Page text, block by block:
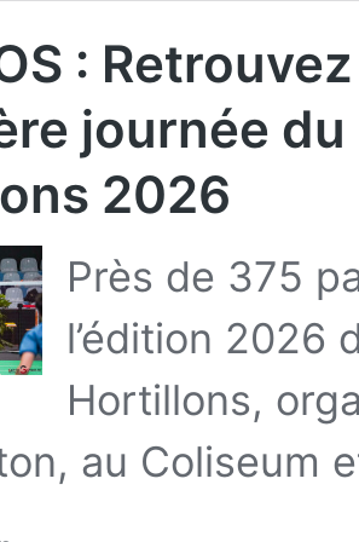
:
journée
2026
Près de 375
l’édition 2026
Hortillons,
au Coliseum